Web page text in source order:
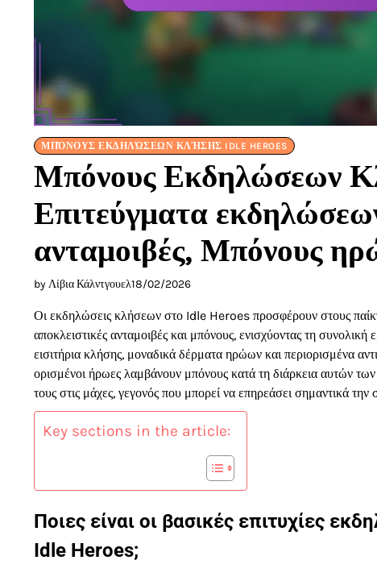
ΜΠΌΝΟΥΣ ΕΚΔΗΛΏΣΕΩΝ ΚΛΉΣΗΣ IDLE HEROES
Μπόνους Εκδηλώσεων
Επιτεύγματα
ανταμοιβές, Μπόνους
by Λίβια Κάλντγουελ18/02/2026
Οι εκδηλώσεις κλήσεων στο Idle Heroes προσφέρουν στους
αποκλειστικές ανταμοιβές και μπόνους, ενισχύοντας τη
εισιτήρια κλήσης, μοναδικά δέρματα ηρώων και περιορισμένα
ορισμένοι ήρωες λαμβάνουν μπόνους κατά τη διάρκεια αυτών
τους στις μάχες, γεγονός που μπορεί να επηρεάσει σημαντικά την
Key sections in the article:
Ποιες είναι οι βασικές επιτυχίες
Idle Heroes;